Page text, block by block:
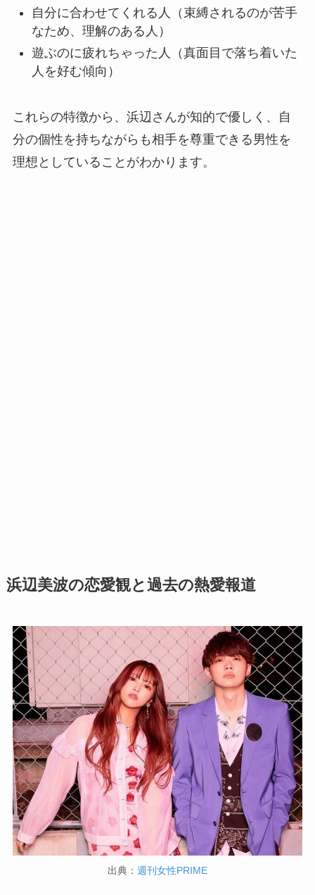
自分に合わせてくれる人（束縛されるのが苦手
なため、理解のある人）
遊ぶのに疲れちゃった人（真面目で落ち着いた
人を好む傾向）
これらの特徴から、浜辺さんが知的で優しく、自
分の個性を持ちながらも相手を尊重できる男性を
理想としていることがわかります。
浜辺美波の恋愛観と過去の熱愛報道
出典： 週刊女性PRIME